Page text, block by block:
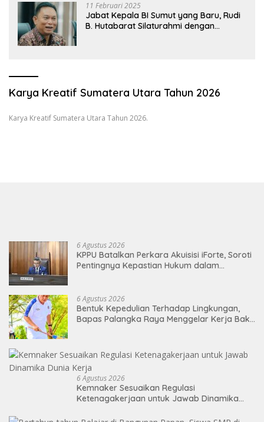
11 Februari 2025
Jabat Kepala BI Sumut yang Baru, Rudi
B. Hutabarat Silaturahmi dengan
Karya Kreatif Sumatera Utara Tahun 2026
Karya Kreatif Sumatera Utara Tahun 2026.
6 Agustus 2026
KPPU Batalkan Perkara Akuisisi iForte, Soroti
Pentingnya Kepastian Hukum dalam
6 Agustus 2026
Bentuk Kepedulian Terhadap Lingkungan,
Bapas Palangka Raya Menggelar Kerja Bakti
6 Agustus 2026
Kemnaker Sesuaikan Regulasi
Ketenagakerjaan untuk Jawab Dinamika